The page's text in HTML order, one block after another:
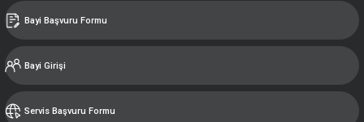
Bayi Başvuru Formu
Bayi Girişi
Servis Başvuru Formu